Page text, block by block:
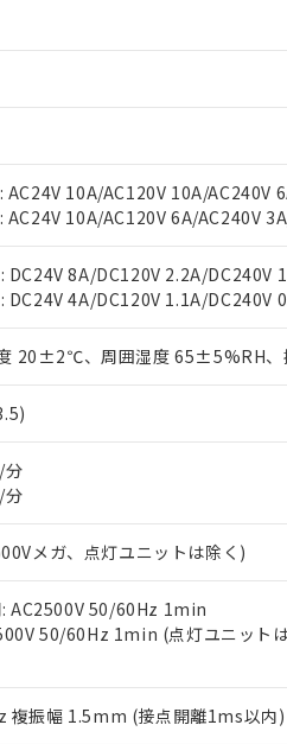
10A/AC120V 10A/AC240V
10A/AC120V 6A/AC240V
DC24V 8A/DC120V 2.2A/DC240V
DC24V 4A/DC120V 1.1A/DC240V
20±2℃、周囲湿度 65±5%RH
分
分
メガ、点灯ユニットは除く)
AC2500V 50/60Hz 1min
50/60Hz 1min (点灯ユニット
複振幅 1.5mm (接点開離1ms以内)
読みいただき、同意のうえご利用く
スは、当社制御機器事業取扱商品
。
器事業取扱商品の中には、本サ
よび標準価格照会結果は、記載
閲覧された時点での実際の在庫
状況および標準価格はお客様の
にご相談ください。
御機器販売店や当社販売拠点は「
よび標準価格結果を当社の事前
があります。
ウェブサイト上で当社にご登録
製品・サービスに関するお客様
同利用者とは、"個人情報の共同
指します。
EU RoHS指令（10物質）の非含
EU RoHS指令（10物質）の非含
センス料など無形物で、有害物質
により、非含有部品としていたも
下、 水銀(Hg) 1000ppm以下、 カドミウム
以下、ポリ臭化ビフェニル類(PBB)
チルヘキシル) (DEHP)(別名：DOP)
以下、フタル酸ジイソブチル (DIBP)
産業用監視および制御機器に対する適用除外
の４物質については閾値を超える意図的な使
月
替え状況などにより、予定月が前
書ダウンロード
明書をダウンロードすることができ
10物質）の非含有証明書
証明書（当社基準）
日時点で非含有を証明するもの
令のフタル酸エステル類４物質の
ら備考欄に対応日を記載しておりま
応品への在庫切替を完了してい
材料含有率が中国RoHSの基準値
質材料含有率が中国RoHSの基準
です。当社販売部門へお問い合わ
基準値 (GB/T26572)：
Hg(水銀) : 1000ppm、 Cd(カドミウム) :
1000ppm、 PBBs(ポリ臭化ビフェニル類) :
ル) : 1000ppm、 DIBP(フタル酸ジイソブ
用期限
質（10物質）のすべてが基準値以
使用状況下において有害物質が外
です。当社販売部門へお問い合わせ
れら貴社製品のうち、外国為替
出または国外への提供する場合は
要な手続きをとります。
製品を、核兵器、ミサイル、化
使用いたしません。
社製品を第三者に販売する場合
、販売先および販売に係わる関
。
以上の在庫あり
には満たないが在庫あり
なし(最新の在庫状況については、
売店・当社販売員にご確認くださ
生産機種、また在庫状況の情報を公